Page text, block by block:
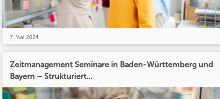
7. Mai 2024
Zeitmanagement Seminare in Baden-Württemberg und
Bayern – Strukturiert...